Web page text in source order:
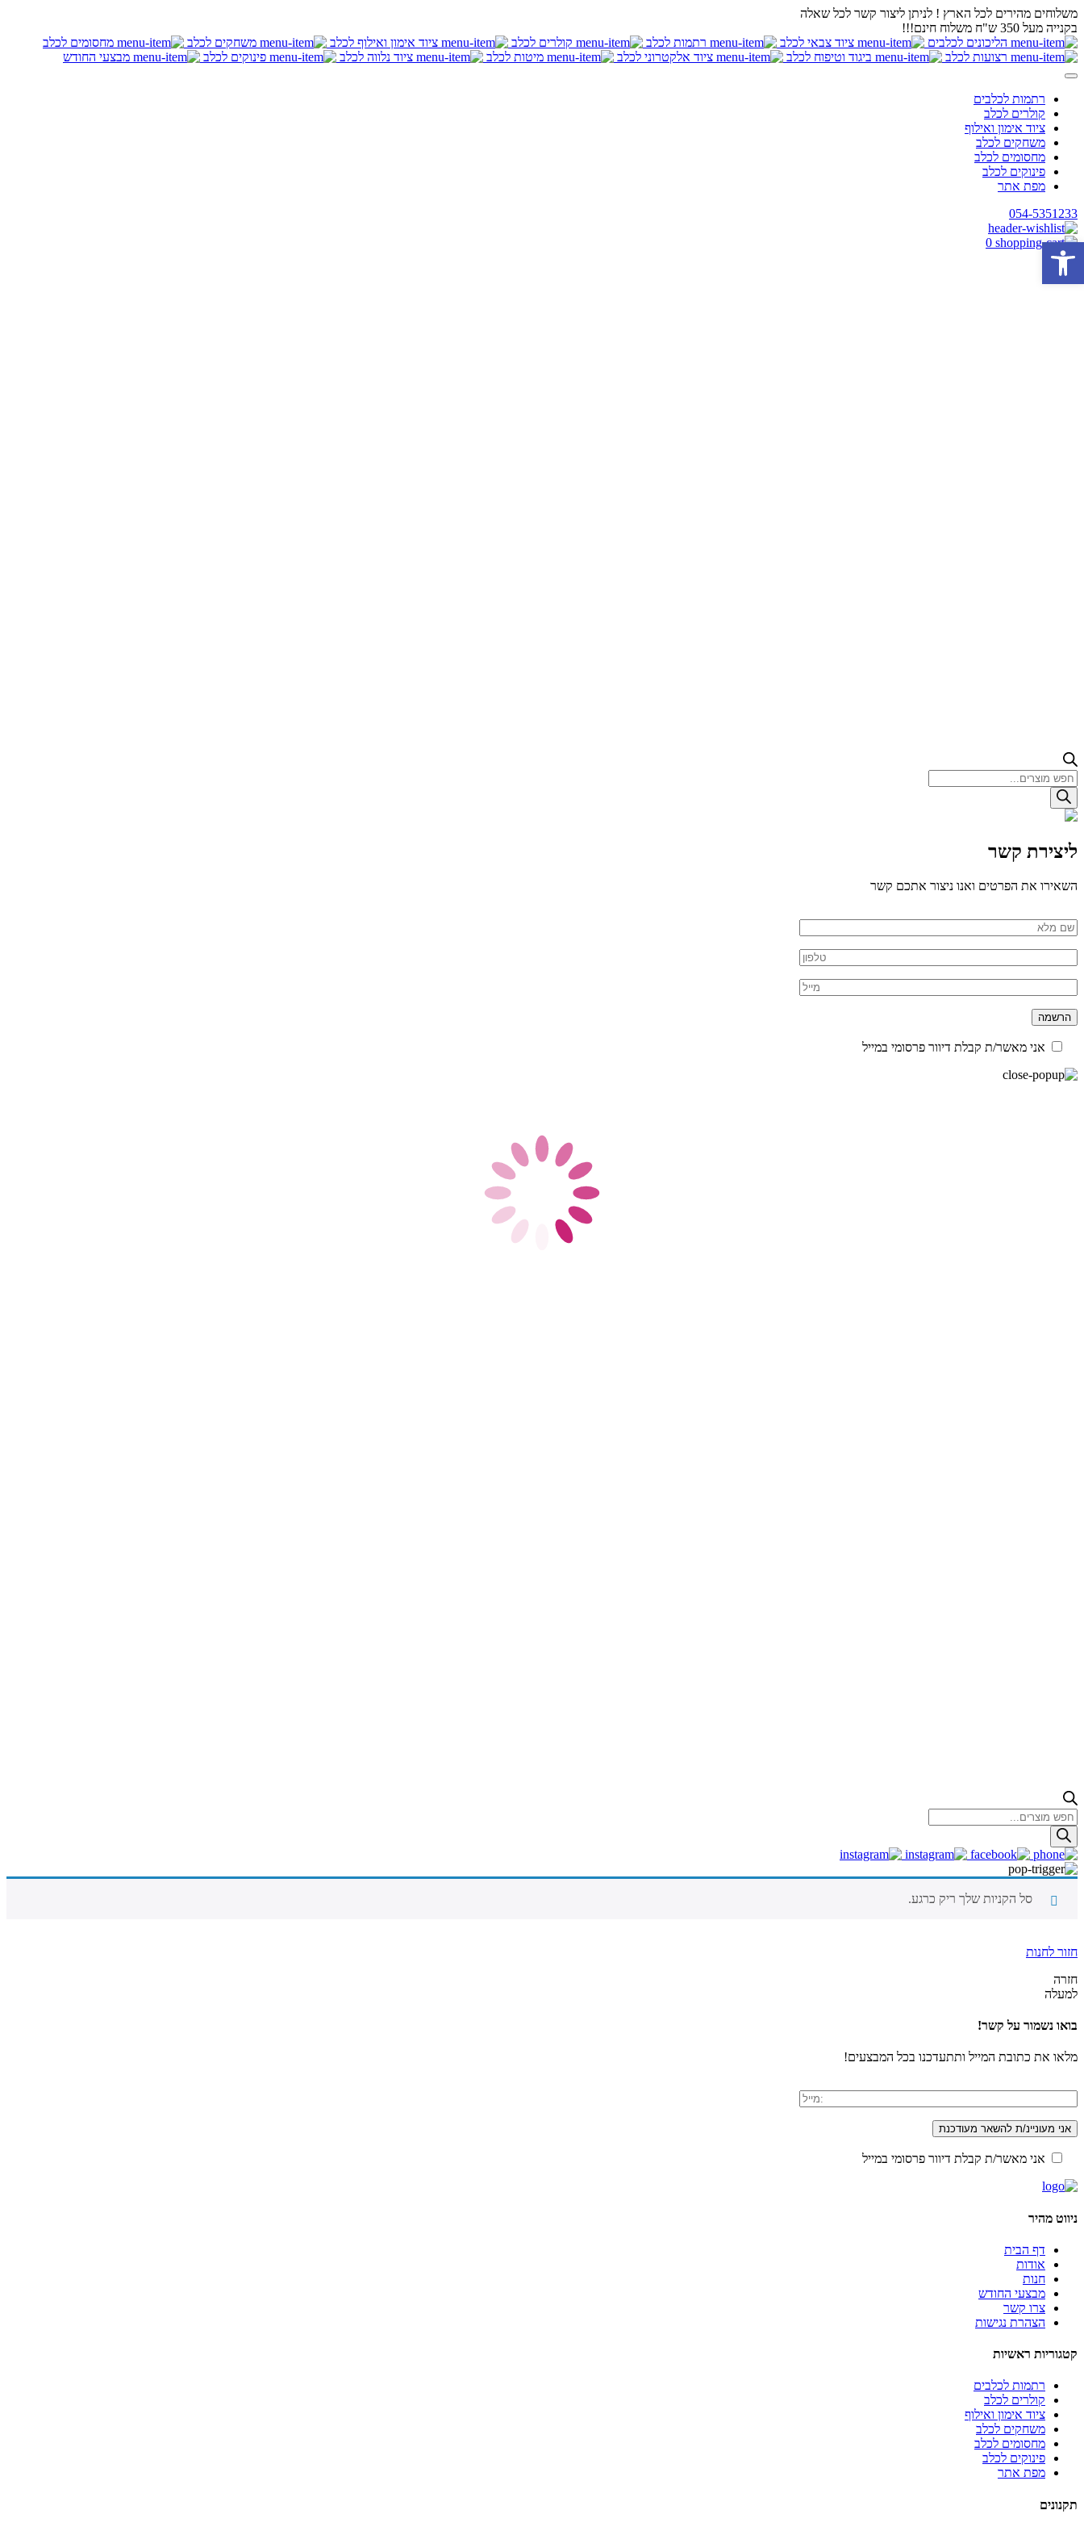
משלוחים מהירים לכל הארץ ! לניתן ליצור קשר לכל שאלה
בקנייה מעל 350 ש"ח משלוח חינם!!!
הליכונים לכלבים
ציוד צבאי לכלב רתמות לכלב קולרים לכלב ציוד אימון ואילוף לכלב משחקים לכלב
מחסומים לכלב
רצועות לכלב
ביגוד וטיפוח לכלב ציוד אלקטרוני לכלב מיטות לכלב ציוד נלווה לכלב פינוקים לכלב מבצעי החודש
רתמות לכלבים
קולרים לכלב
ציוד אימון ואילוף
משחקים לכלב
מחסומים לכלב
פינוקים לכלב
מפת אתר
054-5351233
0
Products
search
ליצירת קשר
השאירו את הפרטים ואנו ניצור אתכם קשר
אני מאשר/ת קבלת דיוור פרסומי במייל
Products
search
סל הקניות שלך ריק כרגע.
חזור לחנות
חזרה
למעלה
בואו נשמור על קשר!
מלאו את כתובת המייל ותתעדכנו בכל המבצעים!
אני מאשר/ת קבלת דיוור פרסומי במייל
ניווט מהיר
דף הבית
אודות
חנות
מבצעי החודש
צרו קשר
הצהרת נגישות
קטגוריות ראשיות
רתמות לכלבים
קולרים לכלב
ציוד אימון ואילוף
משחקים לכלב
מחסומים לכלב
פינוקים לכלב
מפת אתר
תקנונים
פתח סרגל נגישות